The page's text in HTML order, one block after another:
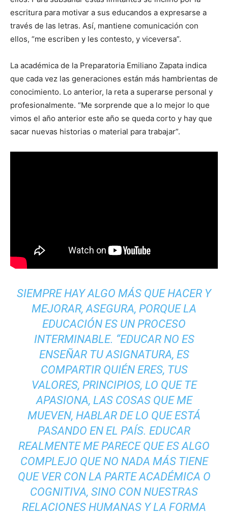
escritura para motivar a sus educandos a expresarse a
través de las letras. Así, mantiene comunicación con
ellos, “me escriben y les contesto, y viceversa”.
La académica de la Preparatoria Emiliano Zapata indica
que cada vez las generaciones están más hambrientas de
conocimiento. Lo anterior, la reta a superarse personal y
profesionalmente. “Me sorprende que a lo mejor lo que
vimos el año anterior este año se queda corto y hay que
sacar nuevas historias o material para trabajar”.
SIEMPRE HAY ALGO MÁS QUE HACER Y
MEJORAR, ASEGURA, PORQUE LA
EDUCACIÓN ES UN PROCESO
INTERMINABLE. “EDUCAR NO ES
ENSEÑAR TU ASIGNATURA, ES
COMPARTIR QUIÉN ERES, TUS
VALORES, PRINCIPIOS, LO QUE TE
APASIONA, LAS COSAS QUE ME
MUEVEN, HABLAR DE LO QUE ESTÁ
PASANDO EN EL PAÍS. EDUCAR
REALMENTE ME PARECE QUE ES ALGO
COMPLEJO QUE NO NADA MÁS TIENE
QUE VER CON LA PARTE ACADÉMICA O
COGNITIVA, SINO CON NUESTRAS
RELACIONES HUMANAS Y LA FORMA